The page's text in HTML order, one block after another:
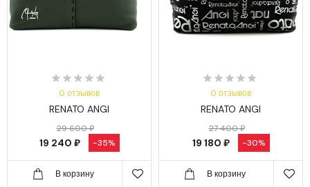
0 отзывов
RENATO ANGI
29 600 ₽
19 240 ₽ -35%
В корзину
0 отзывов
RENATO ANGI
27 400 ₽
19 180 ₽ -30%
В корзину